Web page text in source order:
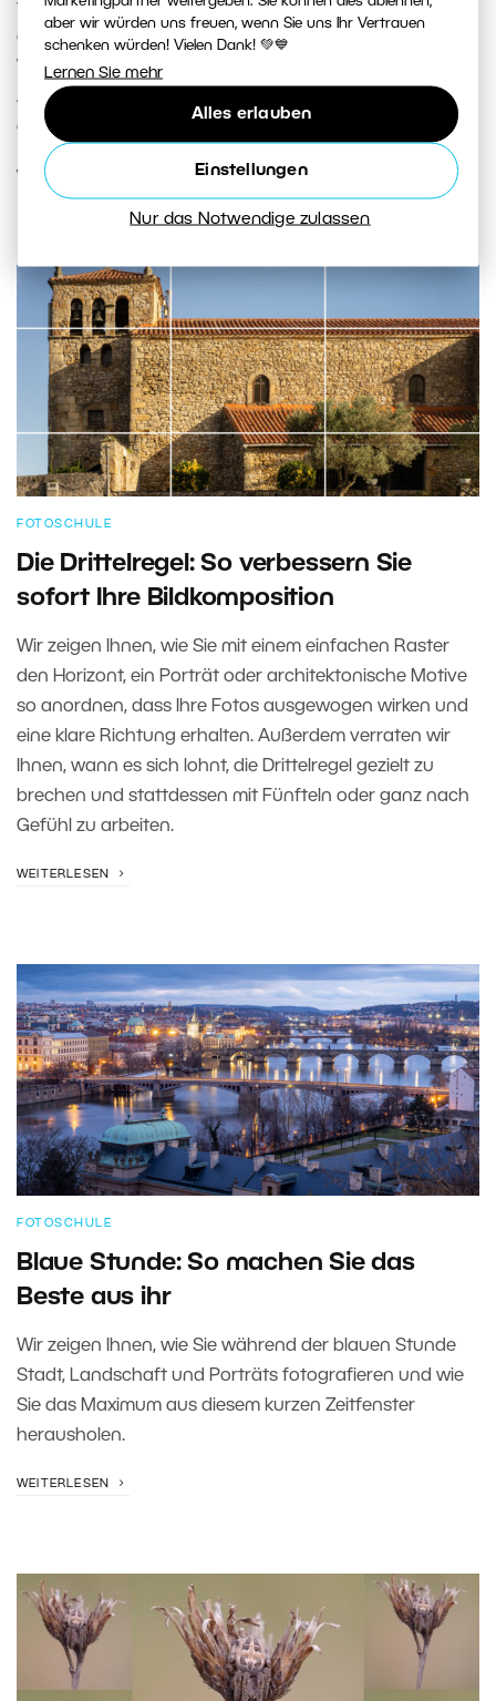
aber wir würden uns freuen, wenn Sie uns Ihr Vertrauen
schenken würden! Vielen Dank! 💚💙
Lernen Sie mehr
Alles erlauben
Einstellungen
Nur das Notwendige zulassen
verpassen sollte – von der italienischen Toskana über
das Gebirge Montenegros bis zur kroatischen Küste.
Wir zeigen Ihnen, wohin Sie sich auf der Suche nach
Architektur, Landschaft und authentischem Landleben
aufmachen können.
WEITERLESEN
FOTOSCHULE
Die Drittelregel: So verbessern Sie
sofort Ihre Bildkomposition
Wir zeigen Ihnen, wie Sie mit einem einfachen Raster
den Horizont, ein Porträt oder architektonische Motive
so anordnen, dass Ihre Fotos ausgewogen wirken und
eine klare Richtung erhalten. Außerdem verraten wir
Ihnen, wann es sich lohnt, die Drittelregel gezielt zu
brechen und stattdessen mit Fünfteln oder ganz nach
Gefühl zu arbeiten.
WEITERLESEN
FOTOSCHULE
Blaue Stunde: So machen Sie das
Beste aus ihr
Wir zeigen Ihnen, wie Sie während der blauen Stunde
Stadt, Landschaft und Porträts fotografieren und wie
Sie das Maximum aus diesem kurzen Zeitfenster
herausholen.
WEITERLESEN